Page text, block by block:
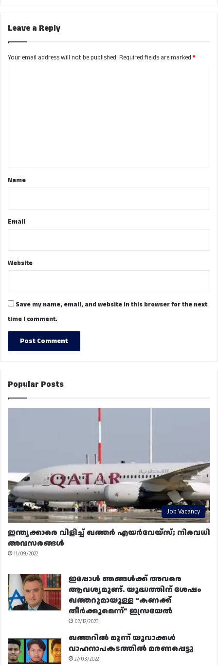
Leave a Reply
Your email address will not be published. Required fields are marked *
*Name
Email
Website
Save my name, email, and website in this browser for the next
time I comment.
Popular Posts
Job Vacancy
ഇന്ത്യക്കാരെ വിളിച്ച് ഖത്തർ എയർവേയ്‌സ്; നിരവധി
അവസരങ്ങൾ
11/09/2022
ഇപ്പോൾ ഞങ്ങൾക്ക് അവരെ
ആവശ്യമുണ്ട്. യുദ്ധത്തിന് ശേഷം
ഖത്തറുമായുള്ള “കണക്ക്
തീർക്കുമെന്ന്” ഇസ്രയേൽ
02/12/2023
ഖത്തറിൽ മൂന്ന് യുവാക്കൾ
വാഹനാപകടത്തിൽ മരണപ്പെട്ടു
27/03/2022